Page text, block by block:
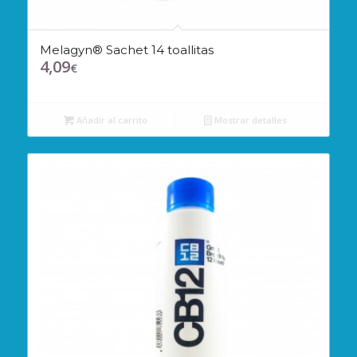
Melagyn® Sachet 14 toallitas
4,09€
Añadir al carrito Mostrar detalles